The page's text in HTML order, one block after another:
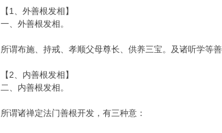
【1、外善根发相】
一、外善根发相。
所谓布施、持戒、孝顺父母尊长、供养三宝。及诸听学等
【2、内善根发相】
二、内善根发相。
所谓诸禅定法门善根开发，有三种意：